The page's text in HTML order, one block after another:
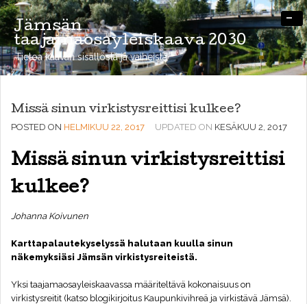
Jämsän
taajamaosayleiskaava 2030
Tietoa kaavan sisällöstä ja vaiheista
-
Missä sinun virkistysreittisi kulkee?
POSTED ON HELMIKUU 22, 2017 UPDATED ON KESÄKUU 2, 2017
Missä sinun virkistysreittisi
kulkee?
Johanna Koivunen
Karttapalautekyselyssä halutaan kuulla sinun
näkemyksiäsi Jämsän virkistysreiteistä.
Yksi taajamaosayleiskaavassa määriteltävä kokonaisuus on
virkistysreitit (katso blogikirjoitus Kaupunkivihreä ja virkistävä Jämsä).